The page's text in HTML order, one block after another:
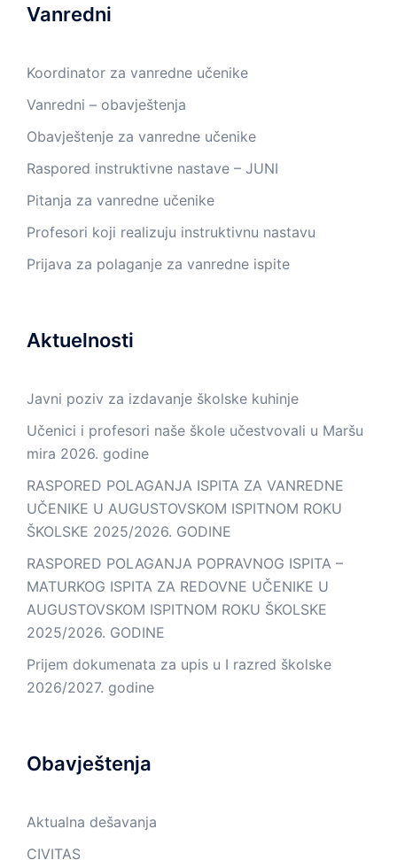
Vanredni
Koordinator za vanredne učenike
Vanredni – obavještenja
Obavještenje za vanredne učenike
Raspored instruktivne nastave – JUNI
Pitanja za vanredne učenike
Profesori koji realizuju instruktivnu nastavu
Prijava za polaganje za vanredne ispite
Aktuelnosti
Javni poziv za izdavanje školske kuhinje
Učenici i profesori naše škole učestvovali u Maršu
mira 2026. godine
RASPORED POLAGANJA ISPITA ZA VANREDNE
UČENIKE U AUGUSTOVSKOM ISPITNOM ROKU
ŠKOLSKE 2025/2026. GODINE
RASPORED POLAGANJA POPRAVNOG ISPITA –
MATURKOG ISPITA ZA REDOVNE UČENIKE U
AUGUSTOVSKOM ISPITNOM ROKU ŠKOLSKE
2025/2026. GODINE
Prijem dokumenata za upis u I razred školske
2026/2027. godine
Obavještenja
Aktualna dešavanja
CIVITAS